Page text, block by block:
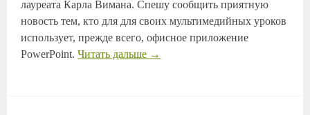
лауреата Карла Вимана. Спешу сообщить приятную
новость тем, кто для для своих мультимедийных уроков
использует, прежде всего, офисное приложение
PowerPoint.Читать дальше →